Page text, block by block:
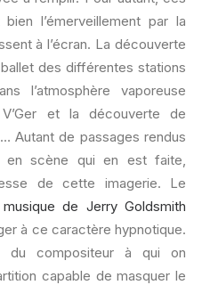
l’émerveillement par la
à l’écran. La découverte
des différentes stations
l’atmosphère vaporeuse
et la découverte de
Autant de passages rendus
en scène qui en est faite,
de cette imagerie. Le
de Jerry Goldsmith
à ce caractère hypnotique.
du compositeur à qui on
capable de masquer le